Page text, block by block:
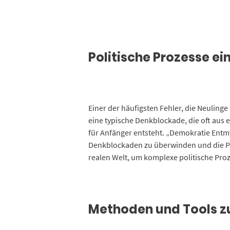
Politische Prozesse
Einer der häufigsten Fehler, die
eine typische Denkblockade, die oft aus
für Anfänger entsteht. „Demokratie
Denkblockaden zu überwinden und die
realen Welt, um komplexe politische
Methoden und Tools